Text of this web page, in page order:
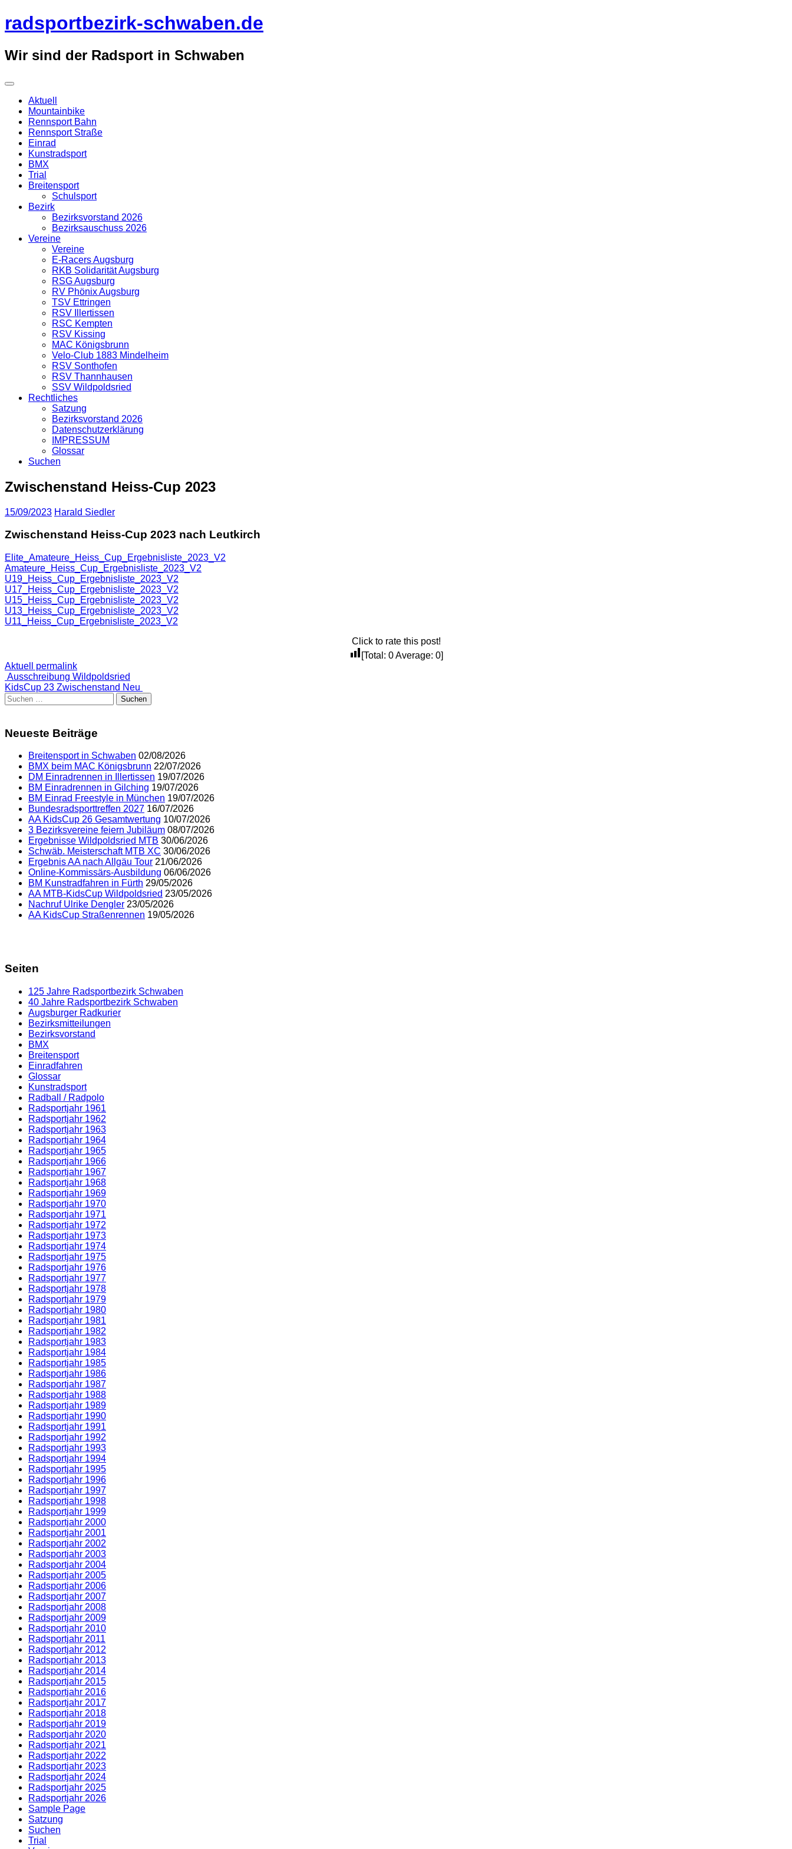
Überspringe
zum
radsportbezirk-schwaben.de
Wir sind der Radsport in Schwaben
Aktuell
Mountainbike
Rennsport Bahn
Rennsport Straße
Einrad
Kunstradsport
BMX
Trial
Breitensport
Schulsport
Bezirk
Bezirksvorstand 2026
Bezirksauschuss 2026
Vereine
Vereine
E-Racers Augsburg
RKB Solidarität Augsburg
RSG Augsburg
RV Phönix Augsburg
TSV Ettringen
RSV Illertissen
RSC Kempten
RSV Kissing
MAC Königsbrunn
Velo-Club 1883 Mindelheim
RSV Sonthofen
RSV Thannhausen
SSV Wildpoldsried
Rechtliches
Satzung
Bezirksvorstand 2026
Datenschutzerklärung
IMPRESSUM
Glossar
Suchen
Zwischenstand Heiss-Cup 2023
15/09/2023 Harald Siedler
Zwischenstand Heiss-Cup 2023 nach Leutkirch
Elite_Amateure_Heiss_Cup_Ergebnisliste_2023_V2
Amateure_Heiss_Cup_Ergebnisliste_2023_V2
U19_Heiss_Cup_Ergebnisliste_2023_V2
U17_Heiss_Cup_Ergebnisliste_2023_V2
U15_Heiss_Cup_Ergebnisliste_2023_V2
U13_Heiss_Cup_Ergebnisliste_2023_V2
U11_Heiss_Cup_Ergebnisliste_2023_V2
Click to rate this post!
[Total: 0Average: 0]
Aktuell
permalink
Post
navigation
Ausschreibung Wildpoldsried
KidsCup 23 Zwischenstand Neu
Suchen
nach:
Neueste Beiträge
Breitensport in Schwaben 02/08/2026
BMX beim MAC Königsbrunn 22/07/2026
DM Einradrennen in Illertissen 19/07/2026
BM Einradrennen in Gilching 19/07/2026
BM Einrad Freestyle in München 19/07/2026
Bundesradsporttreffen 2027 16/07/2026
AA KidsCup 26 Gesamtwertung 10/07/2026
3 Bezirksvereine feiern Jubiläum 08/07/2026
Ergebnisse Wildpoldsried MTB 30/06/2026
Schwäb. Meisterschaft MTB XC 30/06/2026
Ergebnis AA nach Allgäu Tour 21/06/2026
Online-Kommissärs-Ausbildung 06/06/2026
BM Kunstradfahren in Fürth 29/05/2026
AA MTB-KidsCup Wildpoldsried 23/05/2026
Nachruf Ulrike Dengler 23/05/2026
AA KidsCup Straßenrennen 19/05/2026
Seiten
125 Jahre Radsportbezirk Schwaben
40 Jahre Radsportbezirk Schwaben
Augsburger Radkurier
Bezirksmitteilungen
Bezirksvorstand
BMX
Breitensport
Einradfahren
Glossar
Kunstradsport
Radball / Radpolo
Radsportjahr 1961
Radsportjahr 1962
Radsportjahr 1963
Radsportjahr 1964
Radsportjahr 1965
Radsportjahr 1966
Radsportjahr 1967
Radsportjahr 1968
Radsportjahr 1969
Radsportjahr 1970
Radsportjahr 1971
Radsportjahr 1972
Radsportjahr 1973
Radsportjahr 1974
Radsportjahr 1975
Radsportjahr 1976
Radsportjahr 1977
Radsportjahr 1978
Radsportjahr 1979
Radsportjahr 1980
Radsportjahr 1981
Radsportjahr 1982
Radsportjahr 1983
Radsportjahr 1984
Radsportjahr 1985
Radsportjahr 1986
Radsportjahr 1987
Radsportjahr 1988
Radsportjahr 1989
Radsportjahr 1990
Radsportjahr 1991
Radsportjahr 1992
Radsportjahr 1993
Radsportjahr 1994
Radsportjahr 1995
Radsportjahr 1996
Radsportjahr 1997
Radsportjahr 1998
Radsportjahr 1999
Radsportjahr 2000
Radsportjahr 2001
Radsportjahr 2002
Radsportjahr 2003
Radsportjahr 2004
Radsportjahr 2005
Radsportjahr 2006
Radsportjahr 2007
Radsportjahr 2008
Radsportjahr 2009
Radsportjahr 2010
Radsportjahr 2011
Radsportjahr 2012
Radsportjahr 2013
Radsportjahr 2014
Radsportjahr 2015
Radsportjahr 2016
Radsportjahr 2017
Radsportjahr 2018
Radsportjahr 2019
Radsportjahr 2020
Radsportjahr 2021
Radsportjahr 2022
Radsportjahr 2023
Radsportjahr 2024
Radsportjahr 2025
Radsportjahr 2026
Sample Page
Satzung
Suchen
Trial